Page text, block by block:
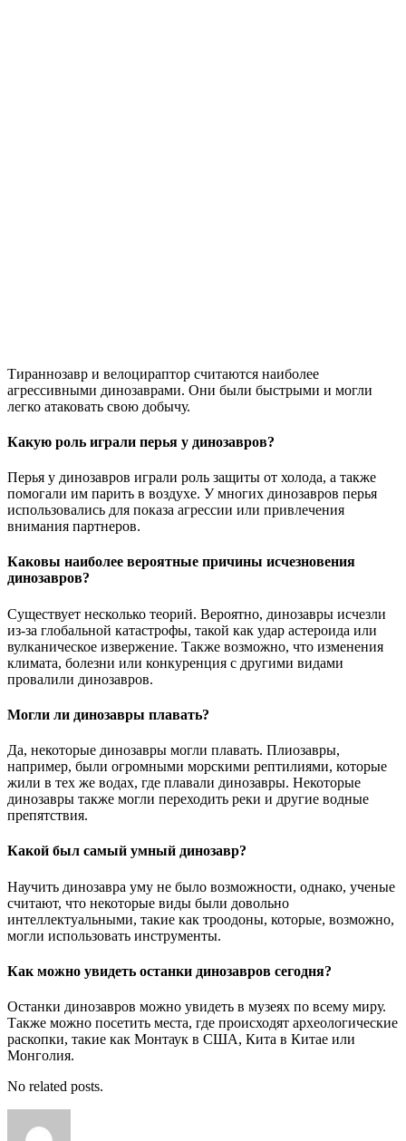
Тираннозавр и велоцираптор считаются наиболее
агрессивными динозаврами. Они были быстрыми и могли
легко атаковать свою добычу.
Какую роль играли перья у динозавров?
Перья у динозавров играли роль защиты от холода, а также
помогали им парить в воздухе. У многих динозавров перья
использовались для показа агрессии или привлечения
внимания партнеров.
Каковы наиболее вероятные причины исчезновения
динозавров?
Существует несколько теорий. Вероятно, динозавры исчезли
из-за глобальной катастрофы, такой как удар астероида или
вулканическое извержение. Также возможно, что изменения
климата, болезни или конкуренция с другими видами
провалили динозавров.
Могли ли динозавры плавать?
Да, некоторые динозавры могли плавать. Плиозавры,
например, были огромными морскими рептилиями, которые
жили в тех же водах, где плавали динозавры. Некоторые
динозавры также могли переходить реки и другие водные
препятствия.
Какой был самый умный динозавр?
Научить динозавра уму не было возможности, однако, ученые
считают, что некоторые виды были довольно
интеллектуальными, такие как троодоны, которые, возможно,
могли использовать инструменты.
Как можно увидеть останки динозавров сегодня?
Останки динозавров можно увидеть в музеях по всему миру.
Также можно посетить места, где происходят археологические
раскопки, такие как Монтаук в США, Кита в Китае или
Монголия.
No related posts.